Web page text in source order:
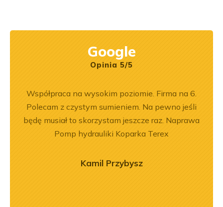
Google
Opinia 5/5
Współpraca na wysokim poziomie. Firma na 6.
Polecam z czystym sumieniem. Na pewno jeśli
będę musiał to skorzystam jeszcze raz. Naprawa
Pomp hydrauliki Koparka Terex
Kamil Przybysz